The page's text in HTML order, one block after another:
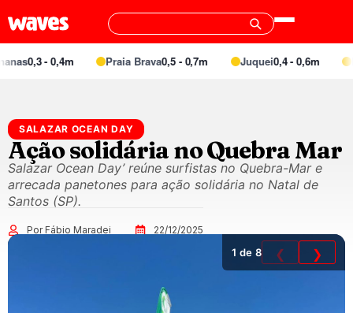
0,3 - 0,4m Praia Brava0,5 - 0,7m Juquei0,4 - 0,6m
SALAZAR OCEAN DAY
Ação solidária no Quebra Mar
Salazar Ocean Day’ reúne surfistas no Quebra-Mar e
arrecada panetones para ação solidária no Natal de
Santos (SP).
Por Fábio Maradei 22/12/2025
1 de 8 ❮ ❯